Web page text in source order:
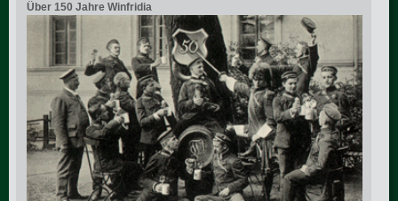
Über 150 Jahre Winfridia